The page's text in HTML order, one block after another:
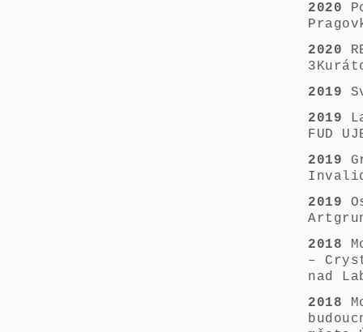
2020
2020
2019
2019
FUD
2019
2019
2018
–
nad
2018